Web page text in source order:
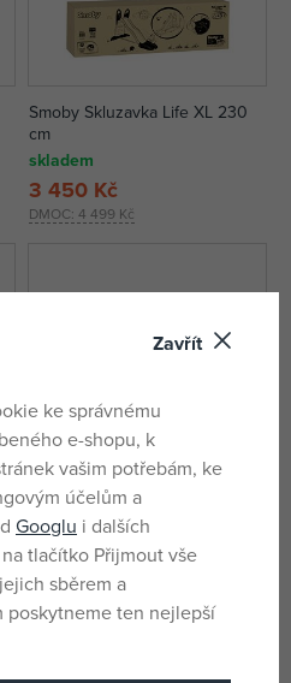
Smoby Skluzavka Life XL 230
cm
skladem
DMOC: 4 499 Kč
3 450 Kč
Little Tikes Moje první
skluzavka modrá
skladem
1 060 Kč
Zavřít
ke správnému
e-shopu, k
vašim potřebám, ke
účelům a
Googlu i dalších
tlačítko Přijmout vše
sběrem a
poskytneme ten nejlepší